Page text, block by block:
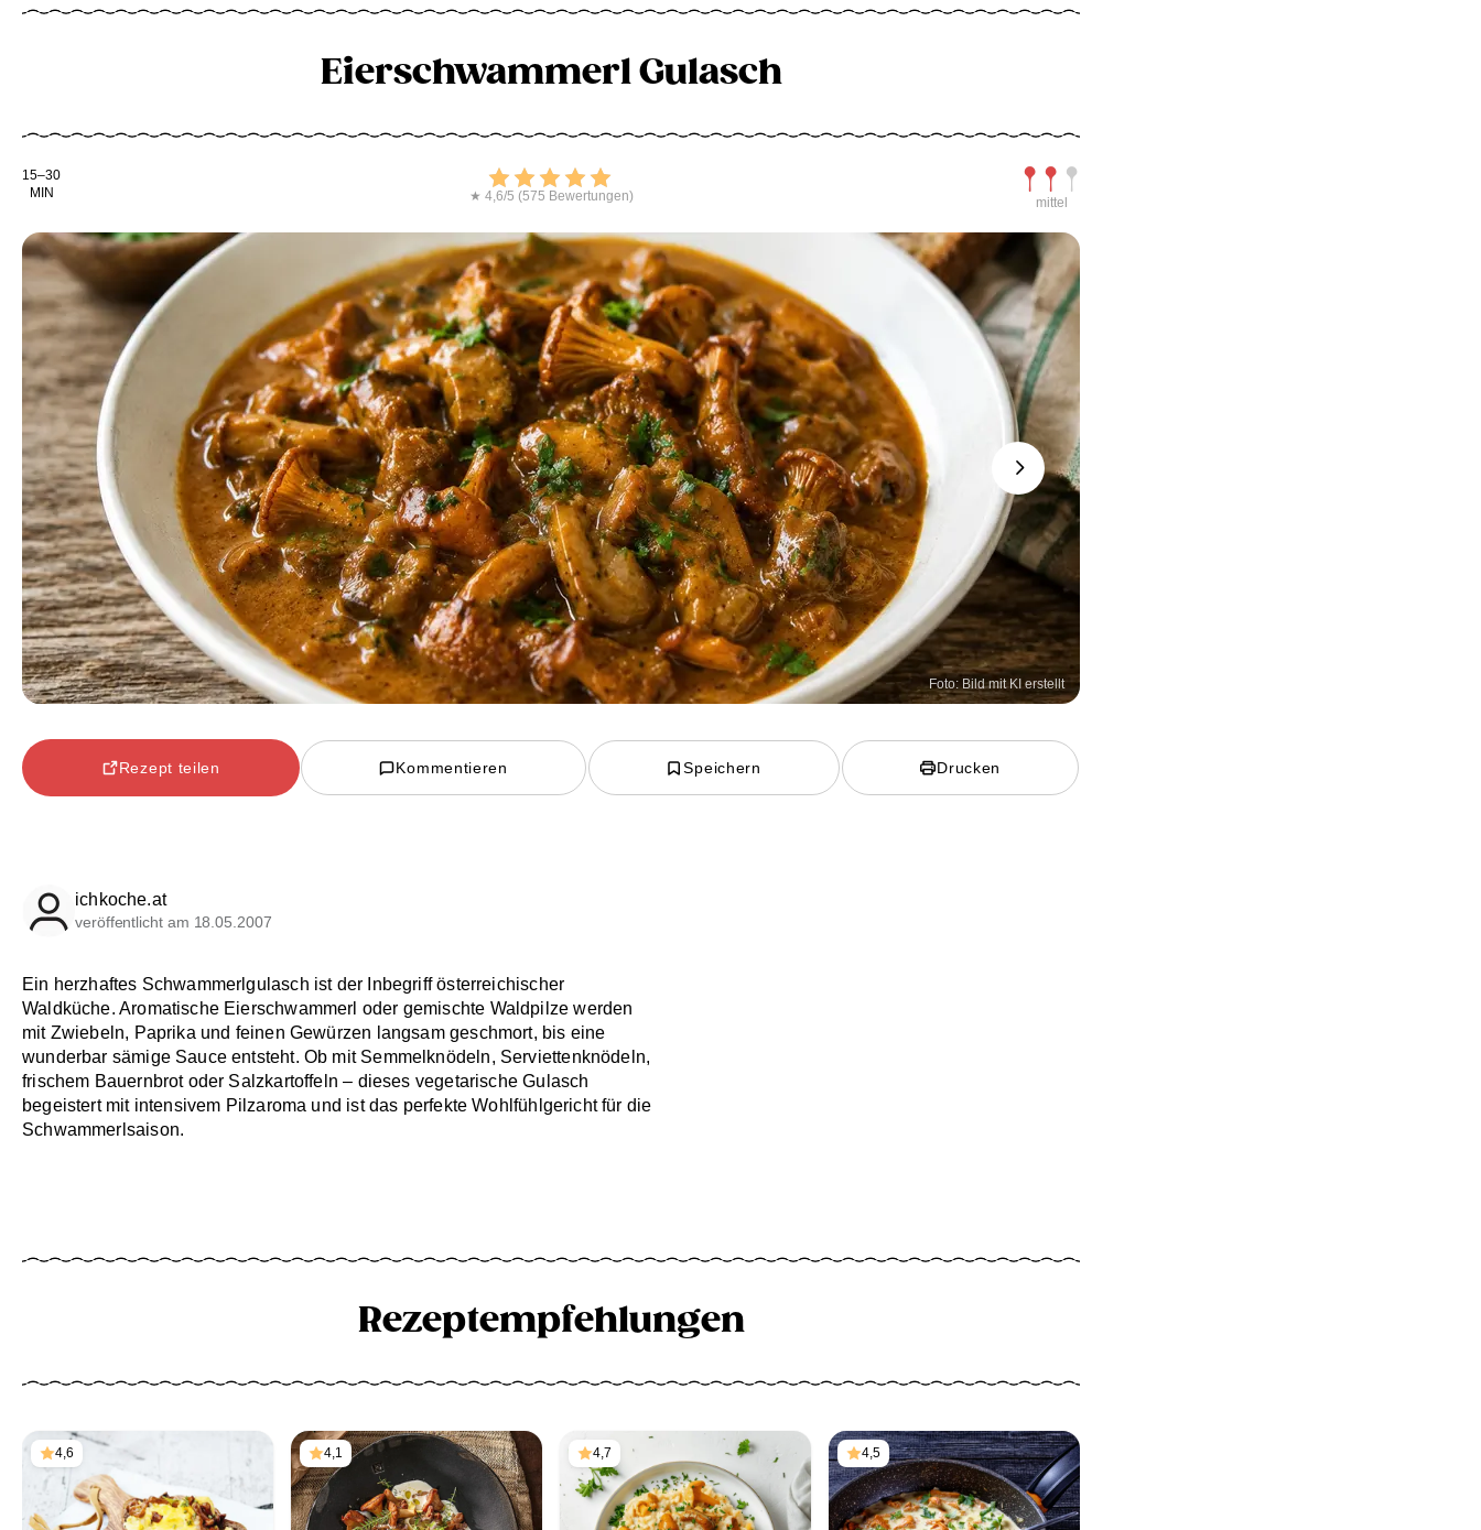
Eierschwammerl Gulasch
Kochdauer
15–30
MIN
Bewerten
★ 4,6/5 (575 Bewertungen)
Schwierigkeit
mittel
Foto: Bild mit KI erstellt
Next
Rezept teilen Kommentieren Speichern Drucken
ichkoche.at
veröffentlicht am 18.05.2007
Ein herzhaftes Schwammerlgulasch ist der Inbegriff österreichischer
Waldküche. Aromatische Eierschwammerl oder gemischte Waldpilze werden
mit Zwiebeln, Paprika und feinen Gewürzen langsam geschmort, bis eine
wunderbar sämige Sauce entsteht. Ob mit Semmelknödeln, Serviettenknödeln,
frischem Bauernbrot oder Salzkartoffeln – dieses vegetarische Gulasch
begeistert mit intensivem Pilzaroma und ist das perfekte Wohlfühlgericht für die
Schwammerlsaison.
Rezeptempfehlungen
4,6 4,1 4,7 4,5